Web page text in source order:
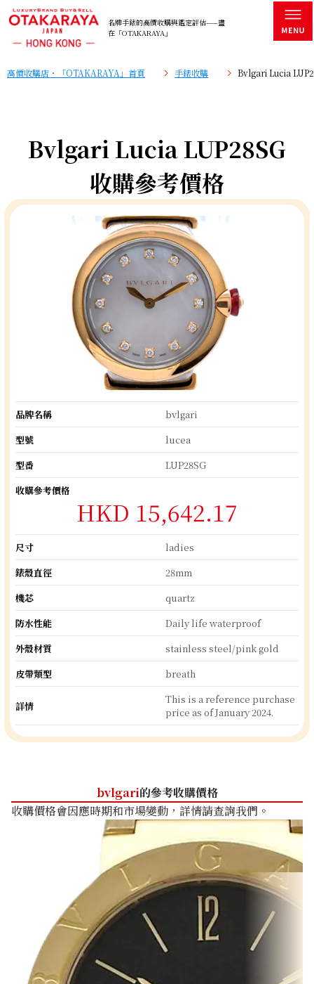
名牌手錶的高價收購與鑑定評估——盡
在「OTAKARAYA」
高價收購店・「OTAKARAYA」首頁 手錶收購 Bvlgari Lucia
Bvlgari Lucia LUP28SG
收購參考價格
品牌名稱
bvlgari
型號
lucea
型番
LUP28SG
收購參考價格
HKD 15,642.17
尺寸
ladies
錶殼直徑
28mm
機芯
quartz
防水性能
Daily life waterproof
外殼材質
stainless steel/pink gold
皮帶類型
breath
詳情
This is a reference purchase
price as of January 2024.
bvlgari的參考收購價格
收購價格會因應時期和市場變動，詳情請查詢我們。